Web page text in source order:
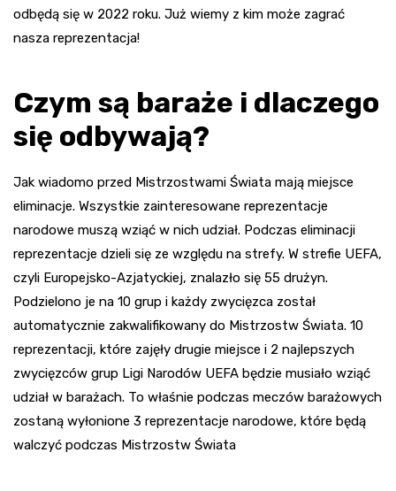
odbędą się w 2022 roku. Już wiemy z kim może zagrać
nasza reprezentacja!
Czym są baraże i dlaczego
się odbywają?
Jak wiadomo przed Mistrzostwami Świata mają miejsce
eliminacje. Wszystkie zainteresowane reprezentacje
narodowe muszą wziąć w nich udział. Podczas eliminacji
reprezentacje dzieli się ze względu na strefy. W strefie UEFA,
czyli Europejsko-Azjatyckiej, znalazło się 55 drużyn.
Podzielono je na 10 grup i każdy zwycięzca został
automatycznie zakwalifikowany do Mistrzostw Świata. 10
reprezentacji, które zajęły drugie miejsce i 2 najlepszych
zwycięzców grup Ligi Narodów UEFA będzie musiało wziąć
udział w barażach. To właśnie podczas meczów barażowych
zostaną wyłonione 3 reprezentacje narodowe, które będą
walczyć podczas Mistrzostw Świata